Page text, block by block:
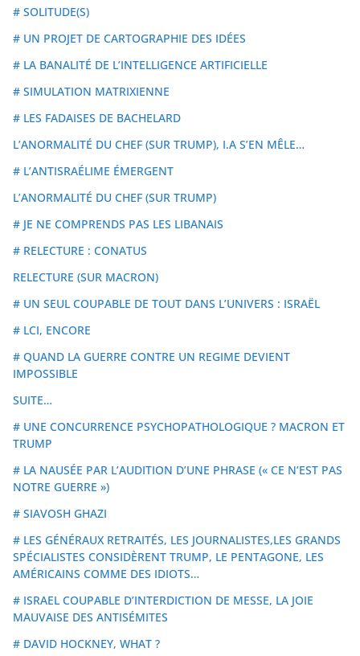
# SOLITUDE(S)
# UN PROJET DE CARTOGRAPHIE DES IDÉES
# LA BANALITÉ DE L’INTELLIGENCE ARTIFICIELLE
# SIMULATION MATRIXIENNE
# LES FADAISES DE BACHELARD
L’ANORMALITÉ DU CHEF (SUR TRUMP), I.A S’EN MÊLE…
# L’ANTISRAÉLIME ÉMERGENT
L’ANORMALITÉ DU CHEF (SUR TRUMP)
# JE NE COMPRENDS PAS LES LIBANAIS
# RELECTURE : CONATUS
RELECTURE (SUR MACRON)
# UN SEUL COUPABLE DE TOUT DANS L’UNIVERS : ISRAËL
# LCI, ENCORE
# QUAND LA GUERRE CONTRE UN REGIME DEVIENT
IMPOSSIBLE
SUITE…
# UNE CONCURRENCE PSYCHOPATHOLOGIQUE ? MACRON ET
TRUMP
# LA NAUSÉE PAR L’AUDITION D’UNE PHRASE (« CE N’EST PAS
NOTRE GUERRE »)
# SIAVOSH GHAZI
# LES GÉNÉRAUX RETRAITÉS, LES JOURNALISTES,LES GRANDS
SPÉCIALISTES CONSIDÈRENT TRUMP, LE PENTAGONE, LES
AMÉRICAINS COMME DES IDIOTS…
# ISRAEL COUPABLE D’INTERDICTION DE MESSE, LA JOIE
MAUVAISE DES ANTISÉMITES
# DAVID HOCKNEY, WHAT ?